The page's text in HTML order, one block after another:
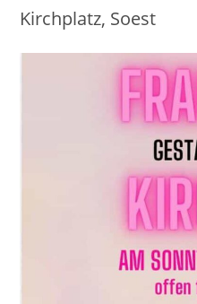
Kirchplatz, Soest